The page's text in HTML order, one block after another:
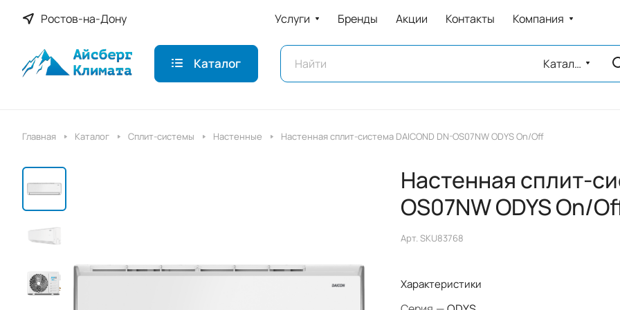
Ростов-на-Дону Услуги Бренды Акции Контакты Компания
Каталог Каталог
Главная Каталог Сплит-системы Настенные Настенная сплит-система DAICOND DN-OS07NW ODYS On/Off
Настенная сплит-
OS07NW ODYS On/
Арт. SKU83768
Характеристики